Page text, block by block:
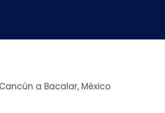
a Bacalar, México